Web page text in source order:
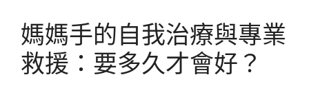
媽媽手的自我治療與專業
救援：要多久才會好？